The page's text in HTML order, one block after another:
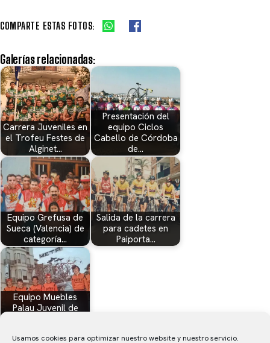
Usamos cookies para optimizar nuestro website y nuestro servicio.
COMPARTE ESTAS FOTOS:
Galerías relacionadas:
Carrera Juveniles en
el Trofeu Festes de
Alginet…
Presentación del
equipo Ciclos
Cabello de Córdoba
de…
Equipo Grefusa de
Sueca (Valencia) de
categoría…
Salida de la carrera
para cadetes en
Paiporta…
Equipo Muebles
Palau Juvenil de